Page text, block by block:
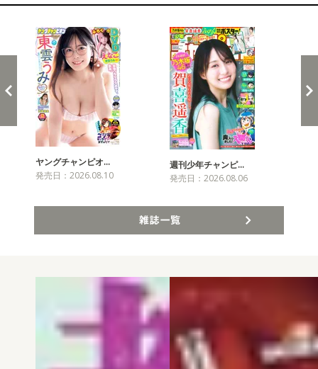
ヤングチャンピオ…
発売日：2026.08.10
週刊少年チャンピ…
発売日：2026.08.06